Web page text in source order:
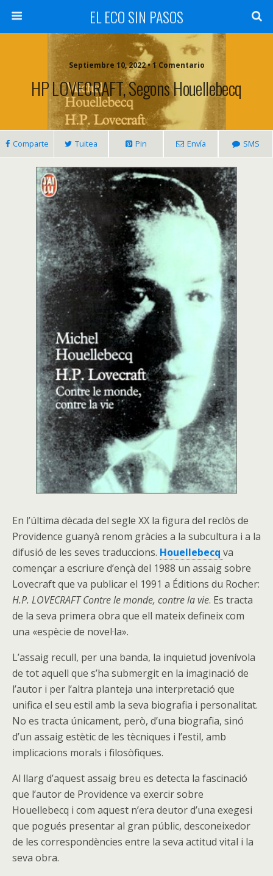
EL ECO SIN PASOS
Septiembre 10, 2022 • 1 Comentario
HP LOVECRAFT, Segons Houellebecq
Comparte Tuitea Pin Envía SMS
En l’última dècada del segle XX la figura del reclòs de
Providence guanyà renom gràcies a la subcultura i a la
difusió de les seves traduccions. Houellebecq va
començar a escriure d’ençà del 1988 un assaig sobre
Lovecraft que va publicar el 1991 a Éditions du Rocher:
H.P. LOVECRAFT Contre le monde, contre la vie. Es tracta
de la seva primera obra que ell mateix defineix com
una «espècie de novel·la».
L’assaig recull, per una banda, la inquietud jovenívola
de tot aquell que s’ha submergit en la imaginació de
l’autor i per l’altra planteja una interpretació que
unifica el seu estil amb la seva biografia i personalitat.
No es tracta únicament, però, d’una biografia, sinó
d’un assaig estètic de les tècniques i l’estil, amb
implicacions morals i filosòfiques.
Al llarg d’aquest assaig breu es detecta la fascinació
que l’autor de Providence va exercir sobre
Houellebecq i com aquest n’era deutor d’una exegesi
que pogués presentar al gran públic, desconeixedor
de les correspondències entre la seva actitud vital i la
seva obra.